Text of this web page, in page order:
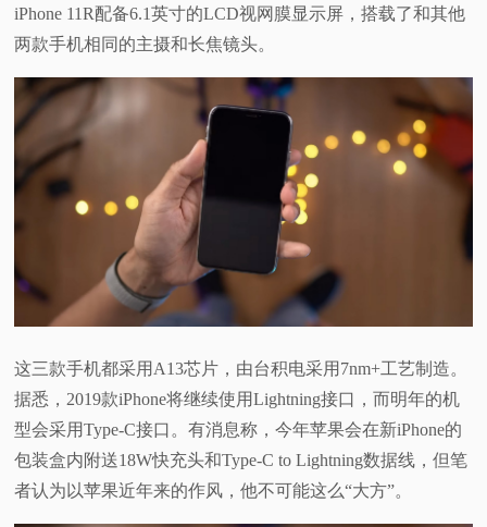
iPhone 11R配备6.1英寸的LCD视网膜显示屏，搭载了和其他
两款手机相同的主摄和长焦镜头。
这三款手机都采用A13芯片，由台积电采用7nm+工艺制造。
据悉，2019款iPhone将继续使用Lightning接口，而明年的机
型会采用Type-C接口。有消息称，今年苹果会在新iPhone的
包装盒内附送18W快充头和Type-C to Lightning数据线，但笔
者认为以苹果近年来的作风，他不可能这么“大方”。